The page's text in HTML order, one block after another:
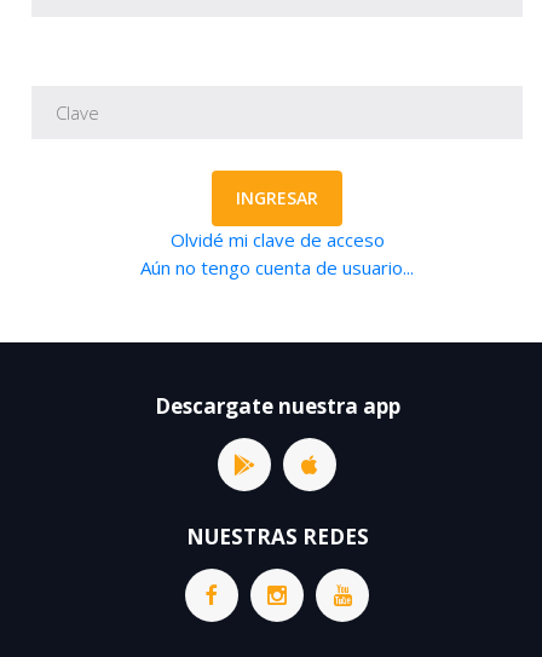
INGRESAR
Olvidé mi clave de acceso
Aún no tengo cuenta de usuario...
Descargate nuestra app
NUESTRAS REDES